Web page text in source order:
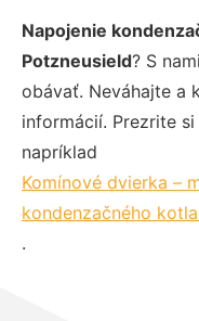
Napojenie
Potzneusield? S
obávať. Neváhajte a
informácií. Prezrite
napríklad
Komínové dvierka –
kondenzačného
.